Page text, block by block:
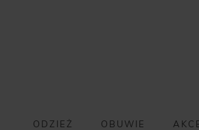
ODZIEŻ OBUWIE